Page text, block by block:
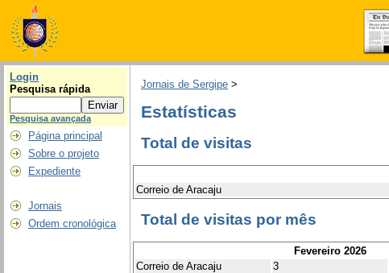
Login
Pesquisa rápida
Pesquisa avançada
Página principal
Sobre o projeto
Expediente
Jornais
Ordem cronológica
Jornais de Sergipe >
Estatísticas
Total de visitas
Correio de Aracaju
Total de visitas por mês
Fevereiro 2026
Correio de Aracaju
3